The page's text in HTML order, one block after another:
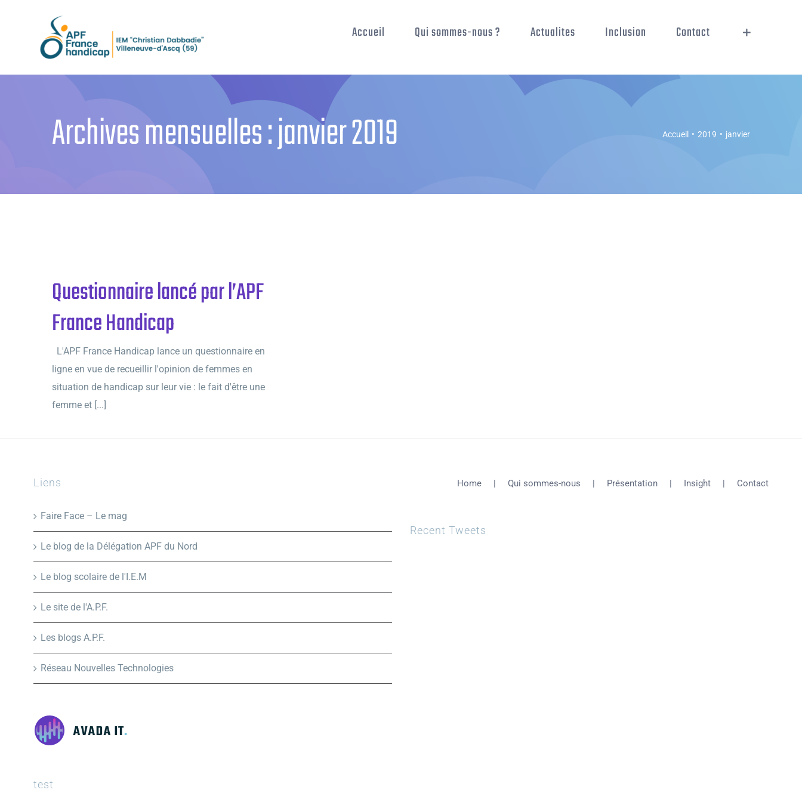
Accueil Qui sommes-nous ? Actualites Inclusion Contact
Archives mensuelles :janvier 2019 Accueil • 2019 • janvier
Questionnaire lancé par l’APF
France Handicap
L'APF France Handicap lance un questionnaire en
ligne en vue de recueillir l'opinion de femmes en
situation de handicap sur leur vie : le fait d'être une
femme et [...]
Liens
Faire Face – Le mag
Le blog de la Délégation APF du Nord
Le blog scolaire de l'I.E.M
Le site de l'A.P.F.
Les blogs A.P.F.
Réseau Nouvelles Technologies
test
Home Qui sommes-nous Présentation Insight Contact
Recent Tweets